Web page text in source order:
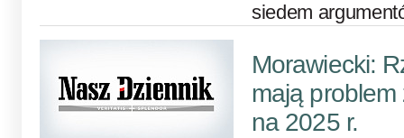
siedem
Morawiecki:
mają
na 2025 r.